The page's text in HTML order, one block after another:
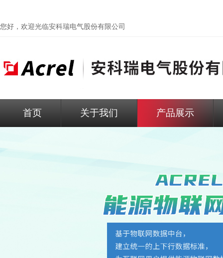
您好，欢迎光临安科瑞电气股份有限公司
首页 关于我们 产品展示